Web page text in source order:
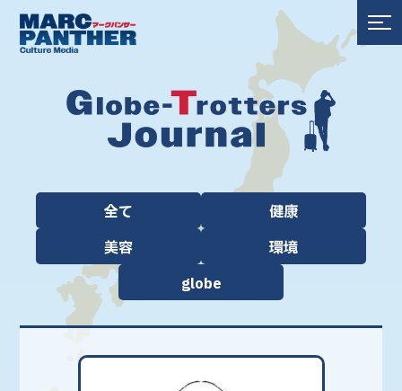
全て
健康
美容
環境
globe